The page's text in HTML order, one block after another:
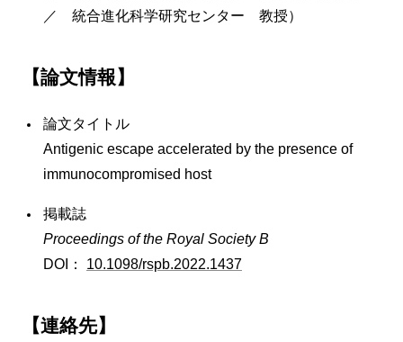
／ 統合進化科学研究センター 教授）
【論文情報】
論文タイトル
Antigenic escape accelerated by the presence of
immunocompromised host
掲載誌
Proceedings of the Royal Society B
DOI： 10.1098/rspb.2022.1437
【連絡先】